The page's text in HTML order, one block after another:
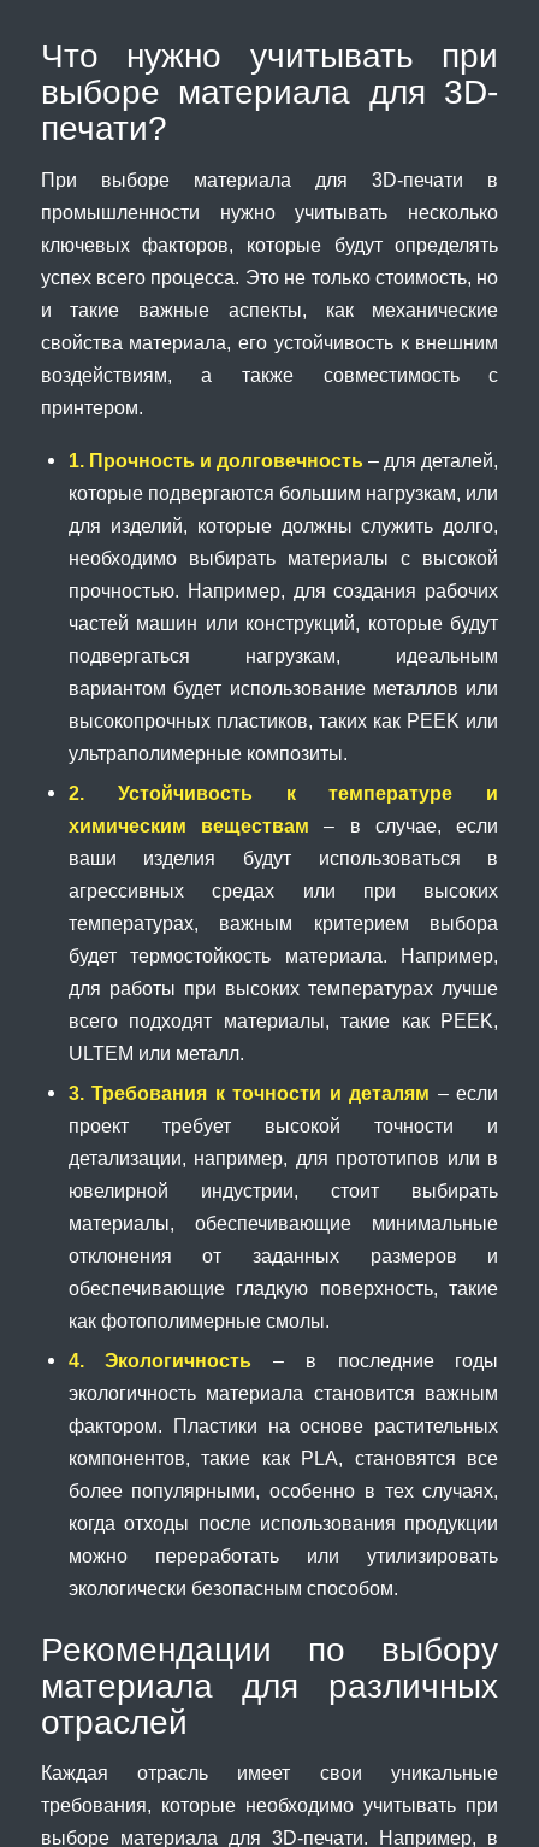
Что нужно учитывать при
выборе материала для 3D-
печати?
При выборе материала для 3D-печати в
промышленности нужно учитывать несколько
ключевых факторов, которые будут определять
успех всего процесса. Это не только стоимость, но
и такие важные аспекты, как механические
свойства материала, его устойчивость к внешним
воздействиям, а также совместимость с
принтером.
1. Прочность и долговечность – для деталей,
которые подвергаются большим нагрузкам, или
для изделий, которые должны служить долго,
необходимо выбирать материалы с высокой
прочностью. Например, для создания рабочих
частей машин или конструкций, которые будут
подвергаться нагрузкам, идеальным
вариантом будет использование металлов или
высокопрочных пластиков, таких как PEEK или
ультраполимерные композиты.
2. Устойчивость к температуре и
химическим веществам – в случае, если
ваши изделия будут использоваться в
агрессивных средах или при высоких
температурах, важным критерием выбора
будет термостойкость материала. Например,
для работы при высоких температурах лучше
всего подходят материалы, такие как PEEK,
ULTEM или металл.
3. Требования к точности и деталям – если
проект требует высокой точности и
детализации, например, для прототипов или в
ювелирной индустрии, стоит выбирать
материалы, обеспечивающие минимальные
отклонения от заданных размеров и
обеспечивающие гладкую поверхность, такие
как фотополимерные смолы.
4. Экологичность – в последние годы
экологичность материала становится важным
фактором. Пластики на основе растительных
компонентов, такие как PLA, становятся все
более популярными, особенно в тех случаях,
когда отходы после использования продукции
можно переработать или утилизировать
экологически безопасным способом.
Рекомендации по выбору
материала для различных
отраслей
Каждая отрасль имеет свои уникальные
требования, которые необходимо учитывать при
выборе материала для 3D-печати. Например, в